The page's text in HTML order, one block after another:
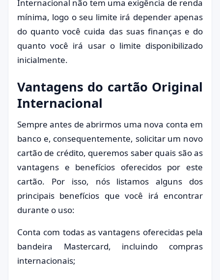
Internacional não tem uma exigência de renda
mínima, logo o seu limite irá depender apenas
do quanto você cuida das suas finanças e do
quanto você irá usar o limite disponibilizado
inicialmente.
Vantagens do cartão Original
Internacional
Sempre antes de abrirmos uma nova conta em
banco e, consequentemente, solicitar um novo
cartão de crédito, queremos saber quais são as
vantagens e benefícios oferecidos por este
cartão. Por isso, nós listamos alguns dos
principais benefícios que você irá encontrar
durante o uso:
Conta com todas as vantagens oferecidas pela
bandeira Mastercard, incluindo compras
internacionais;